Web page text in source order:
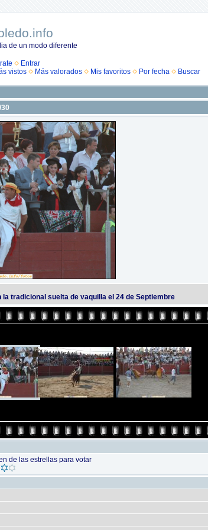
de un modo diferente
Entrar
vistos Más valorados Mis favoritos Por fecha Buscar
tradicional suelta de vaquilla el 24 de Septiembre
de las estrellas para votar